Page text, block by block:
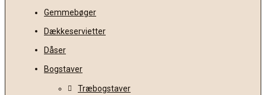
Gemmebøger
Dækkeservietter
Dåser
Bogstaver
Træbogstaver